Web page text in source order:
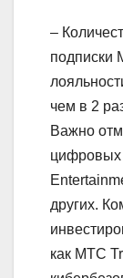
–
подписки
чем в 2
Важно
других.
как МТС